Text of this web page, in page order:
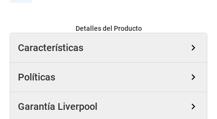
Detalles del Producto
Características chevron_right
Políticas chevron_right
Garantía Liverpool chevron_right